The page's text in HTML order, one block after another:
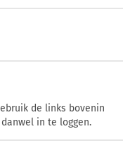
de links bovenin
in te loggen.